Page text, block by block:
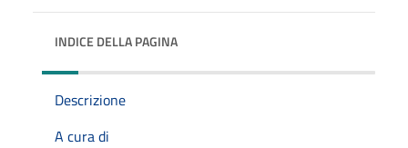
INDICE DELLA PAGINA
Descrizione
A cura di